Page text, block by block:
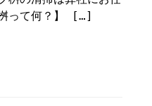
って何？】 […]